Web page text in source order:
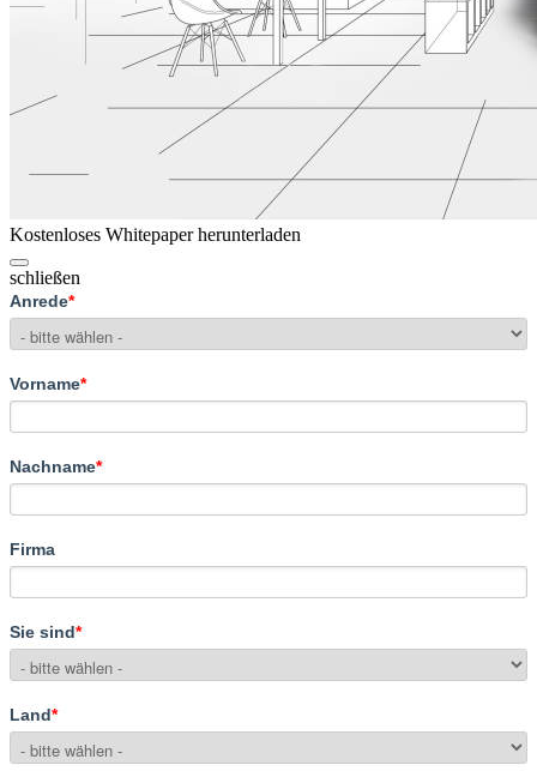
Kostenloses Whitepaper herunterladen
schließen
Anrede*
Vorname*
Nachname*
Firma
Sie sind*
Land*